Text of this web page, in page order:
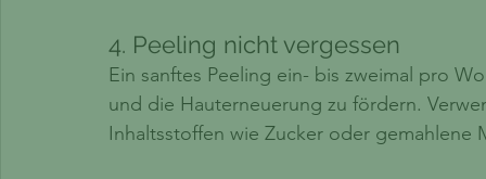
4. Peeling nicht vergessen
Ein sanftes Peeling ein- bis zweimal pro
und die Hauterneuerung zu fördern.
Inhaltsstoffen wie Zucker oder gemahlene